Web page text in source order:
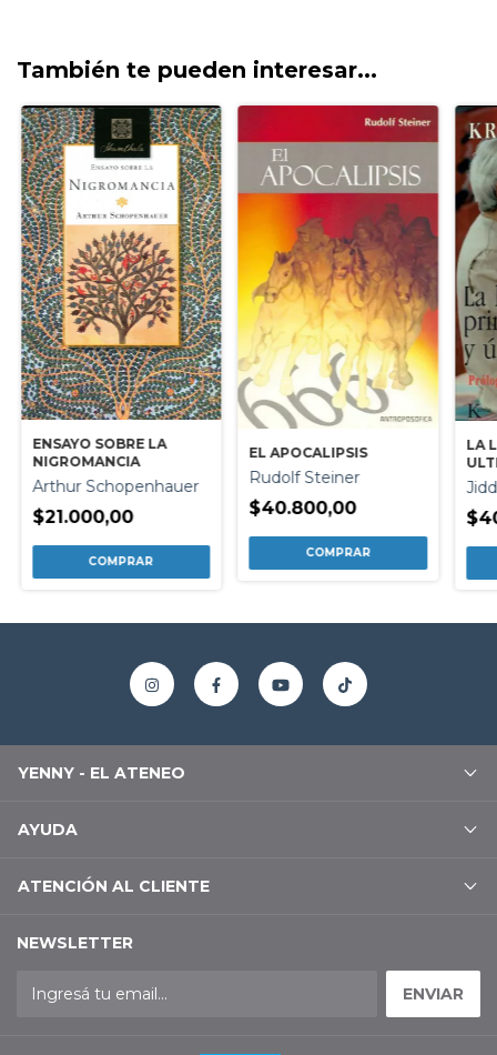
También te pueden interesar...
ENSAYO SOBRE LA
NIGROMANCIA
Arthur Schopenhauer
$21.000,00
EL APOCALIPSIS
Rudolf Steiner
$40.800,00
LA
YENNY - EL ATENEO
AYUDA
ATENCIÓN AL CLIENTE
NEWSLETTER